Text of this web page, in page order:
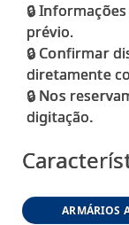
🔒
prévio.
🔒 Confirmar
diretamente
🔒 Nos
ARMÁRIOS